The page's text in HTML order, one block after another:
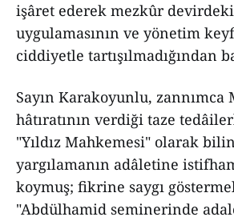
işâret ederek mezkûr
uygulamasının ve yönetim
ciddiyetle tartışılmadığından
Sayın Karakoyunlu, zannımca
hâtıratının verdiği taze
"Yıldız Mahkemesi" olarak
yargılamanın adâletine
koymuş; fikrine saygı
"Abdülhamid seminerinde